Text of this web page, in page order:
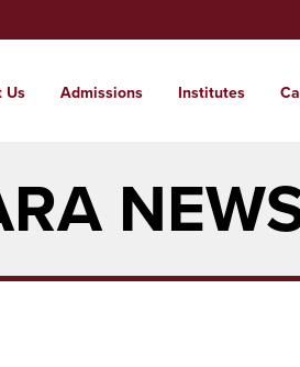
Us Admissions Institutes
Brief
Rich